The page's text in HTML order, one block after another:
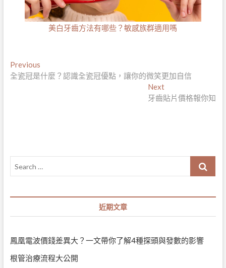
美白牙齒方法有哪些？敏感族群適用嗎
文
章
PreviousPrevious
post:
全瓷冠是什麼？認識全瓷冠優點，讓你的微笑更加自信
NextNext
post:
牙齒貼片價格報你知
Search
近期文章
鳳凰電波價錢差異大？一文帶你了解4種探頭與發數的影響
根管治療流程大公開